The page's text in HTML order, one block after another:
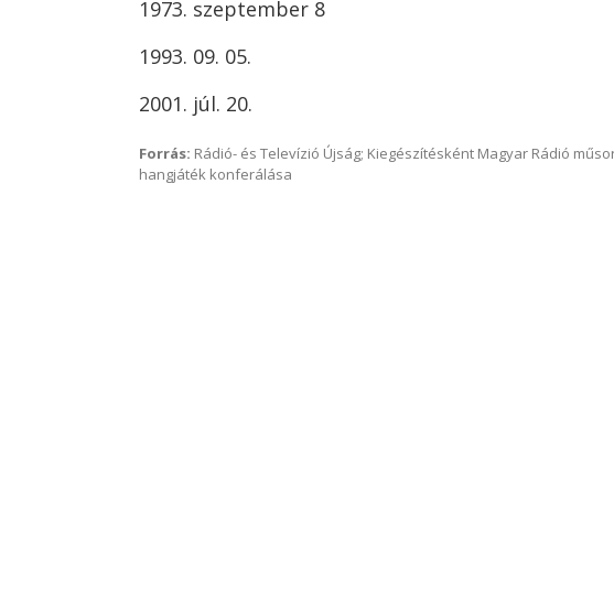
1973. szeptember 8
1993. 09. 05.
2001. júl. 20.
Forrás: Rádió- és Televízió Újság; Kiegészítésként Magyar Rádió
hangjáték konferálása